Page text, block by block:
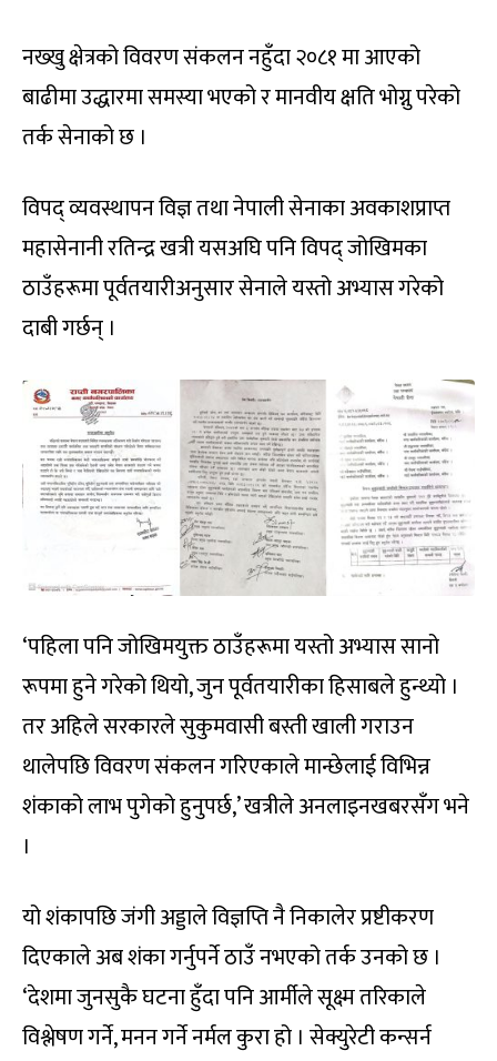
नख्खु क्षेत्रको विवरण संकलन नहुँदा २०८१ मा आएको
बाढीमा उद्धारमा समस्या भएको र मानवीय क्षति भोग्नु परेको
तर्क सेनाको छ ।
विपद् व्यवस्थापन विज्ञ तथा नेपाली सेनाका अवकाशप्राप्त
महासेनानी रतिन्द्र खत्री यसअघि पनि विपद् जोखिमका
ठाउँहरूमा पूर्वतयारीअनुसार सेनाले यस्तो अभ्यास गरेको
दाबी गर्छन् ।
‘पहिला पनि जोखिमयुक्त ठाउँहरूमा यस्तो अभ्यास सानो
रूपमा हुने गरेको थियो, जुन पूर्वतयारीका हिसाबले हुन्थ्यो ।
तर अहिले सरकारले सुकुमवासी बस्ती खाली गराउन
थालेपछि विवरण संकलन गरिएकाले मान्छेलाई विभिन्न
शंकाको लाभ पुगेको हुनुपर्छ,’ खत्रीले अनलाइनखबरसँग भने
।
यो शंकापछि जंगी अड्डाले विज्ञप्ति नै निकालेर प्रष्टीकरण
दिएकाले अब शंका गर्नुपर्ने ठाउँ नभएको तर्क उनको छ ।
‘देशमा जुनसुकै घटना हुँदा पनि आर्मीले सूक्ष्म तरिकाले
विश्लेषण गर्ने, मनन गर्ने नर्मल कुरा हो । सेक्युरेटी कन्सर्न